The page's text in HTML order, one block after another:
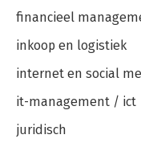
financieel
inkoop en logistiek
internet en social
it-management / ict
juridisch